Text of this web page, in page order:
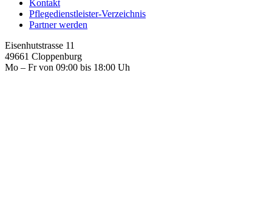
Kontakt
Pflegedienstleister-Verzeichnis
Partner werden
Eisenhutstrasse 11
49661 Cloppenburg
Mo – Fr von 09:00 bis 18:00 Uh